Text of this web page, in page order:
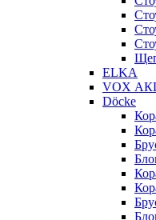
ELKA
VOX
Döcke